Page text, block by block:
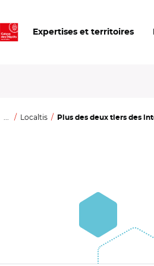
Expertises et territoires
... Localtis Plus des deux tiers des